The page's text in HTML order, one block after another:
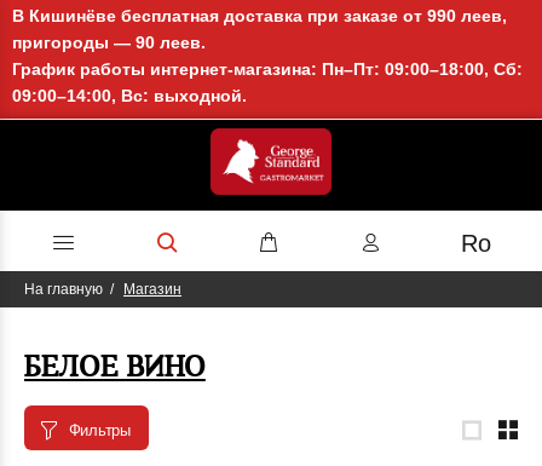
В Кишинёве бесплатная доставка при заказе от 990 леев,
пригороды — 90 леев.
График работы интернет-магазина: Пн–Пт: 09:00–18:00, Сб:
09:00–14:00, Вс: выходной.
Ro
На главную Магазин
БЕЛОЕ ВИНО
Фильтры